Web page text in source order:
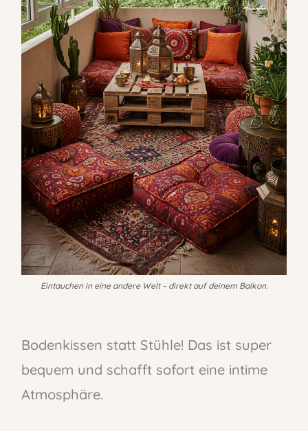
Eintauchen in eine andere Welt – direkt auf deinem Balkon.
Bodenkissen statt Stühle! Das ist super
bequem und schafft sofort eine intime
Atmosphäre.